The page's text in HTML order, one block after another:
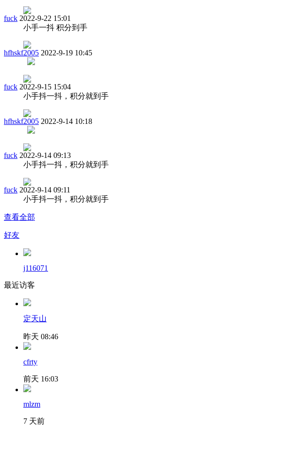
fuck 2022-9-22 15:01
小手一抖 积分到手
hfhskf2005 2022-9-19 10:45
fuck 2022-9-15 15:04
小手抖一抖，积分就到手
hfhskf2005 2022-9-14 10:18
fuck 2022-9-14 09:13
小手抖一抖，积分就到手
fuck 2022-9-14 09:11
小手抖一抖，积分就到手
查看全部
好友
j116071
最近访客
定天山
昨天 08:46
cfrty
前天 16:03
mlzm
7 天前